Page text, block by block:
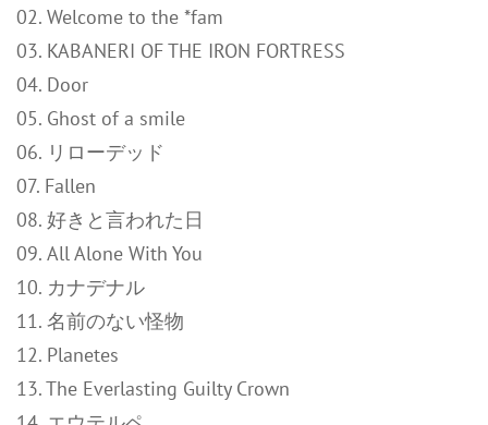
02. Welcome to the *fam
03. KABANERI OF THE IRON FORTRESS
04. Door
05. Ghost of a smile
06. リローデッド
07. Fallen
08. 好きと言われた日
09. All Alone With You
10. カナデナル
11. 名前のない怪物
12. Planetes
13. The Everlasting Guilty Crown